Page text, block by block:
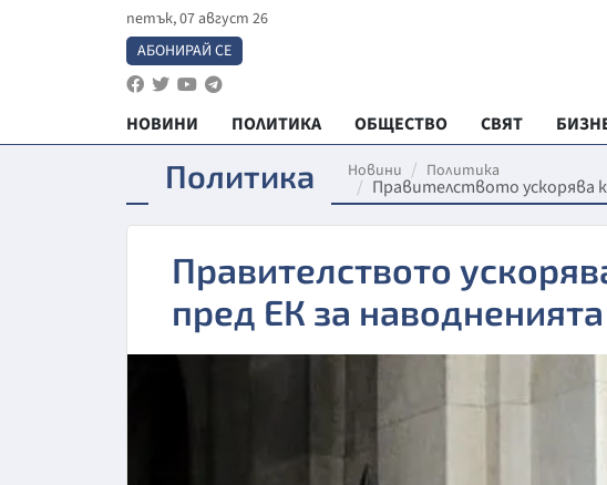
петък, 07 август 26
АБОНИРАЙ СЕ
НОВИНИ ПОЛИТИКА ОБЩЕСТВО СВЯТ
Политика Новини Политика
Правителството ускорява
Правителството
пред ЕК за наводненията